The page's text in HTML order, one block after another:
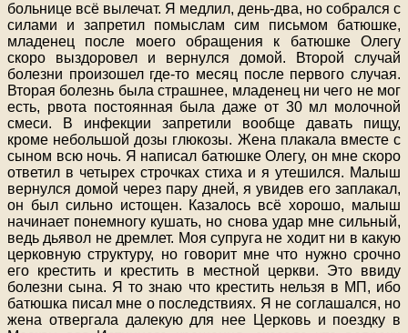
больнице всё вылечат. Я медлил, день-два, но собрался с
силами и запретил помыслам сим письмом батюшке,
младенец после моего обращения к батюшке Олегу
скоро выздоровел и вернулся домой. Второй случай
болезни произошел где-то месяц после первого случая.
Вторая болезнь была страшнее, младенец ни чего не мог
есть, рвота постоянная была даже от 30 мл молочной
смеси. В инфекции запретили вообще давать пищу,
кроме небольшой дозы глюкозы. Жена плакала вместе с
сыном всю ночь. Я написал батюшке Олегу, он мне скоро
ответил в четырех строчках стиха и я утешился. Малыш
вернулся домой через пару дней, я увидев его заплакал,
он был сильно истощен. Казалось всё хорошо, малыш
начинает понемногу кушать, но снова удар мне сильный,
ведь дьявол не дремлет. Моя супруга не ходит ни в какую
церковную структуру, но говорит мне что нужно срочно
его крестить и крестить в местной церкви. Это ввиду
болезни сына. Я то знаю что крестить нельзя в МП, ибо
батюшка писал мне о последствиях. Я не соглашался, но
жена отвергала далекую для нее Церковь и поездку в